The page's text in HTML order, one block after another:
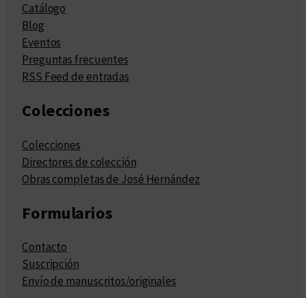
Catálogo
Blog
Eventos
Preguntas frecuentes
RSS Feed de entradas
Colecciones
Colecciones
Directores de colección
Obras completas de José Hernández
Formularios
Contacto
Suscripción
Envío de manuscritos/originales